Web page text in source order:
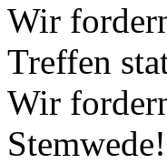
Wir
Treffen
Wir
Stemwede!